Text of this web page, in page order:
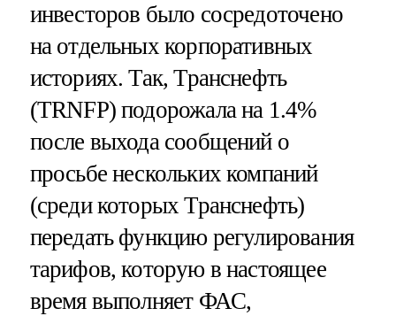
инвесторов было сосредоточено
на отдельных корпоративных
историях. Так, Транснефть
(TRNFP) подорожала на 1.4%
после выхода сообщений о
просьбе нескольких компаний
(среди которых Транснефть)
передать функцию регулирования
тарифов, которую в настоящее
время выполняет ФАС,